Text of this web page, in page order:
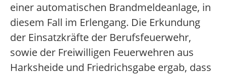
einer automatischen Brandmeldeanlage, in
diesem Fall im Erlengang. Die Erkundung
der Einsatzkräfte der Berufsfeuerwehr,
sowie der Freiwilligen Feuerwehren aus
Harksheide und Friedrichsgabe ergab, dass